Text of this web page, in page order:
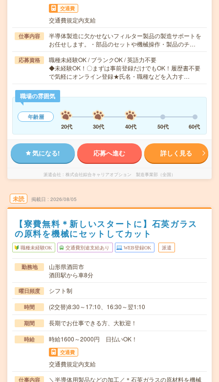
交通費
交通費規定内支給
仕事内容
半導体製造に欠かせないフィルター製品の製造サポートを
お任せします。・部品のセットや機械操作・製品のチ…
応募資格
職種未経験OK / ブランクOK / 英語力不要
◆未経験OK！〇まずは事前登録だけでもOK！履歴書不要
で気軽にオンライン登録★氏名・職種などを入力す…
職場の雰囲気
年齢層
20代
30代 40代 50代 60代
気になる! 応募へ進む 詳しく見る
派遣会社 株式会社綜合キャリアオプション 製造事業部（全国）
未読 掲載日 2026/08/05
【寮費無料＊新しいスタートに】石英ガラス
の原料を機械にセットしてカット
職種未経験OK 交通費別途支給あり WEB登録OK 派遣
勤務地
山形県酒田市
酒田駅から車8分
曜日頻度 シフト制
時間 (2交替)8:30～17:10、16:30～翌1:10
期間 長期でお仕事できる方、大歓迎！
時給 時給1600～2000円 日払いOK！
交通費
交通費規定内支給
仕事内容 ＼半導体用製品などの加工／＊石英ガラスの原材料を機械